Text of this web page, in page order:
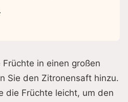
Früchte in einen großen
Sie den Zitronensaft hinzu.
die Früchte leicht, um den